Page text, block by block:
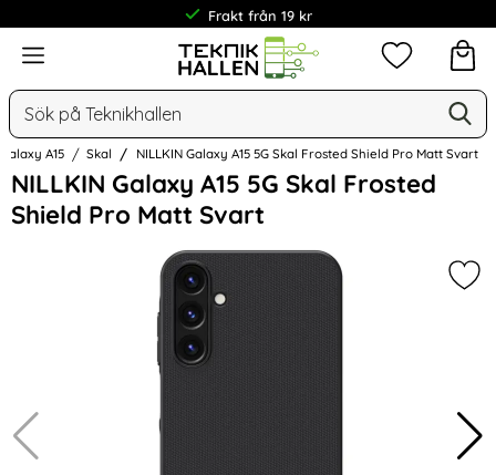
Frakt från 19 kr
Meny
Sök
Mina
Galaxy A15 Skal NILLKIN Galaxy A15 5G Skal Frosted Shield Pro Matt Svart
NILLKIN Galaxy A15 5G Skal Frosted
Shield Pro Matt Svart
Hoppa
över
Bilder